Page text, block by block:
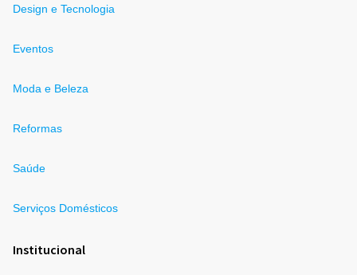
Design e Tecnologia
Eventos
Moda e Beleza
Reformas
Saúde
Serviços Domésticos
Institucional